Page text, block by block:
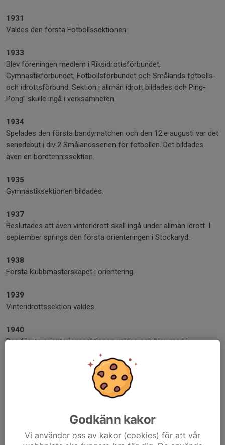
1931
Valdes den första Fotbollssektionen.
1933
Blev föreningen medlem i Riksidrottsförbundet,
Gymnastikförbundet, Fotbollsförbundet och Smålands fotbolls-
och idrottsförbund. Sektion i allmän idrott bildades och Ping-
Pong” skulle ingå i verksamheten.
1934
Spelades den första bandymatchen och den 12:e augusti var det
seriedebut i div 2 Smålandsserien för fotbollen. Det bildades
även en bordtennissektion.
1935
Gymnastiksektionen bildades.
1937
Beslutades att även vinteridrott skall ingå under allmän idrott. I
september springs den första orienteringen i Stockaryd.
1938
Första klubbmästerskapet i orientering.
1939
Vinteridrottssektion valdes.
1940
Den första orienteringssektionen valdes och blev med i
Valdes första skidsektionen och simsektionen.
Bildades bordtennissektionen.Godkänn kakor
Vi använder oss av kakor (cookies) för att vår